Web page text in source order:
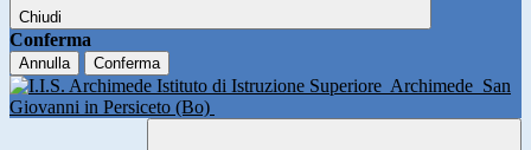
Chiudi
Conferma
Annulla Conferma
Istituto di Istruzione Superiore Archimede San
Giovanni in Persiceto (Bo)